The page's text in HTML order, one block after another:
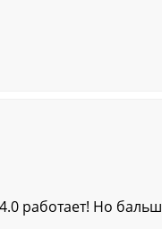
работает! Но